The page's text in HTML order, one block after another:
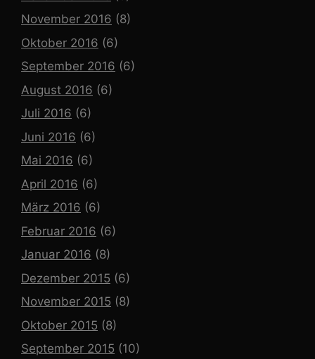
November 2016 (8)
Oktober 2016 (6)
September 2016 (6)
August 2016 (6)
Juli 2016 (6)
Juni 2016 (6)
Mai 2016 (6)
April 2016 (6)
März 2016 (6)
Februar 2016 (6)
Januar 2016 (8)
Dezember 2015 (6)
November 2015 (8)
Oktober 2015 (8)
September 2015 (10)